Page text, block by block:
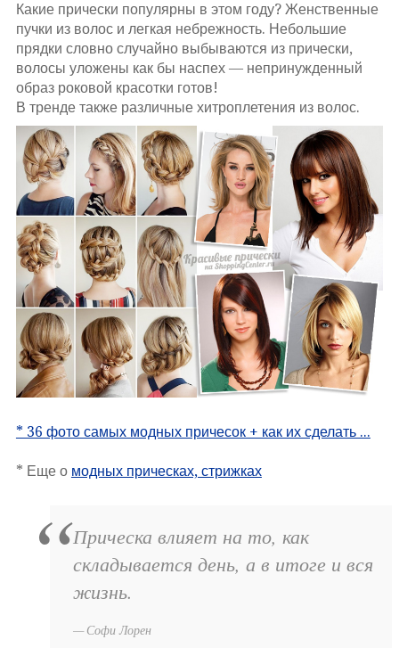
Какие прически популярны в этом году? Женственные
пучки из волос и легкая небрежность. Небольшие
прядки словно случайно выбываются из прически,
волосы уложены как бы наспех — непринужденный
образ роковой красотки готов!
В тренде также различные хитроплетения из волос.
* 36 фото самых модных причесок + как их сделать ...
* Еще о модных прическах, стрижках
Прическа влияет на то, как
складывается день, а в итоге и вся
жизнь.
Софи Лорен